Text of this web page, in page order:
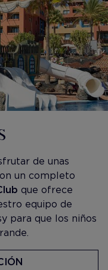
de unas
un completo
que ofrece
equipo de
para que los niños